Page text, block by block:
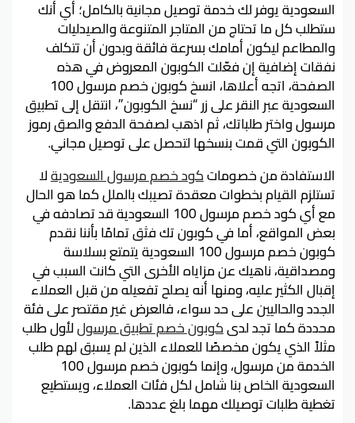
السعودية يوفر لك خدمة توصيل مجانية بالكامل؛ أي أنك
ستطلب كل ما تحتاج من المتاجر المتنوعة والصيدليات
والمطاعم ليكون أمامك بسرعة فائقة وبدون أن تتكلف
نفقات إضافية إن فعّلت الكوبون المعروض في هذه
الصفحة، اتجه أعلاها، انسخ كوبون خصم مرسول 100
السعودية عبر النقر على زر “نسخ الكوبون”، انتقل إلى تطبيق
مرسول واختر طلباتك، ثم اذهب لصفحة الدفع والصق رموز
الكوبون التي قمت بنسخها لتحصل على توصيل مجاني.
الاستفادة من خصوماتكود خصم مرسول السعوديةلا
تستلزم القيام بخطوات معقدة تصيبك بالملل كما هو الحال
مع أي كود خصم مرسول 100 السعودية قد تصادفه في
بعض المواقع، أما في كوبون تك فثق تمامًا بأننا نقدم
كوبون خصم مرسول 100 السعودية يتمتع بسلاسة
ومصداقية، ناهيك عن مزاياه الأخرى التي كانت السبب في
إقبال الكثير عليه، ومنها أنه يصلح تفعيله من قبل العملاء
الجدد والحاليين على حد سواء، فالعرض غير مقتصر على فئة
محددة كما تجد لدىكوبون خصم تطبيق مرسوللأول طلب
مثلاً الذي يكون مخصصًا للعملاء الذين لم يسبق لهم طلب
الخدمة من مرسول، وإنما كوبون خصم مرسول 100
السعودية الخاص بنا شامل لكل فئات العملاء، ويستطيع
تغطية طلبات توصيلك مهما بلغ عددها.